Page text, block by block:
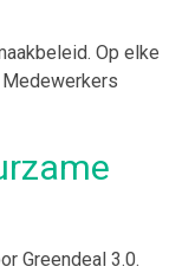
Op elke
Greendeal 3.0.